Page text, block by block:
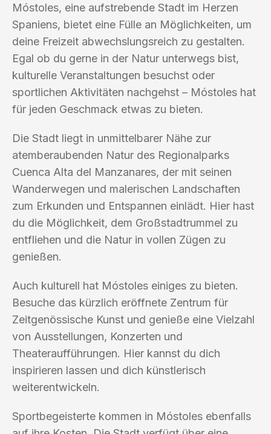
Móstoles, eine aufstrebende Stadt im Herzen
Spaniens, bietet eine Fülle an Möglichkeiten, um
deine Freizeit abwechslungsreich zu gestalten.
Egal ob du gerne in der Natur unterwegs bist,
kulturelle Veranstaltungen besuchst oder
sportlichen Aktivitäten nachgehst – Móstoles hat
für jeden Geschmack etwas zu bieten.
Die Stadt liegt in unmittelbarer Nähe zur
atemberaubenden Natur des Regionalparks
Cuenca Alta del Manzanares, der mit seinen
Wanderwegen und malerischen Landschaften
zum Erkunden und Entspannen einlädt. Hier hast
du die Möglichkeit, dem Großstadtrummel zu
entfliehen und die Natur in vollen Zügen zu
genießen.
Auch kulturell hat Móstoles einiges zu bieten.
Besuche das kürzlich eröffnete Zentrum für
Zeitgenössische Kunst und genieße eine Vielzahl
von Ausstellungen, Konzerten und
Theateraufführungen. Hier kannst du dich
inspirieren lassen und dich künstlerisch
weiterentwickeln.
Sportbegeisterte kommen in Móstoles ebenfalls